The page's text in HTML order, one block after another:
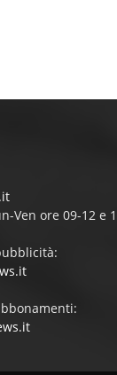
Ven ore 09-12 e